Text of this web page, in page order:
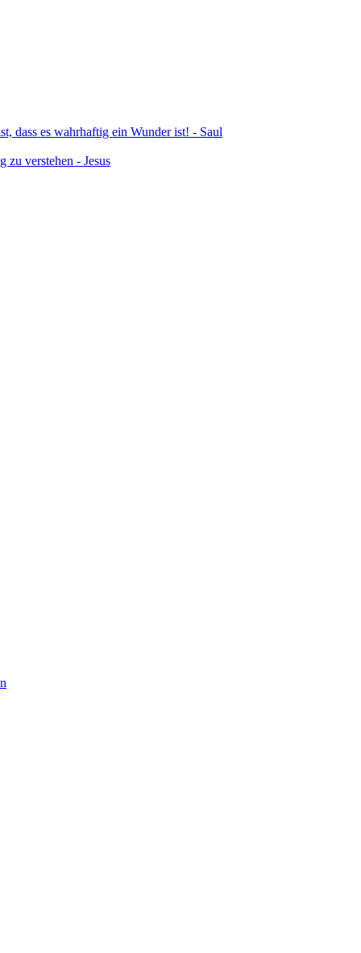
dass es wahrhaftig ein Wunder ist! - Saul
zu verstehen - Jesus